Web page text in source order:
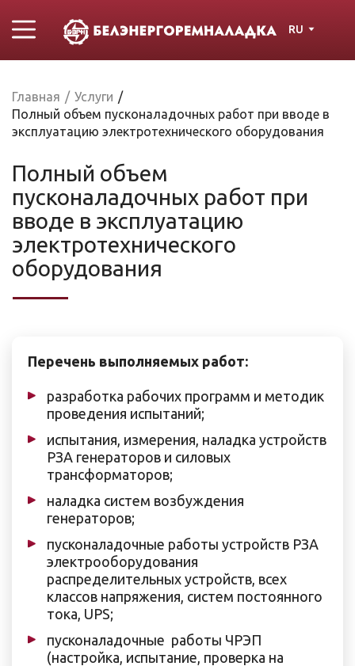
RU
Главная / Услуги /
Полный объем пусконаладочных работ при вводе в
эксплуатацию электротехнического оборудования
Полный объем
пусконаладочных работ при
вводе в эксплуатацию
электротехнического
оборудования
Перечень выполняемых работ:
разработка рабочих программ и методик
проведения испытаний;
испытания, измерения, наладка устройств
РЗА генераторов и силовых
трансформаторов;
наладка систем возбуждения
генераторов;
пусконаладочные работы устройств РЗА
электрооборудования
распределительных устройств, всех
классов напряжения, систем постоянного
тока, UPS;
пусконаладочные работы ЧРЭП
(настройка, испытание, проверка на